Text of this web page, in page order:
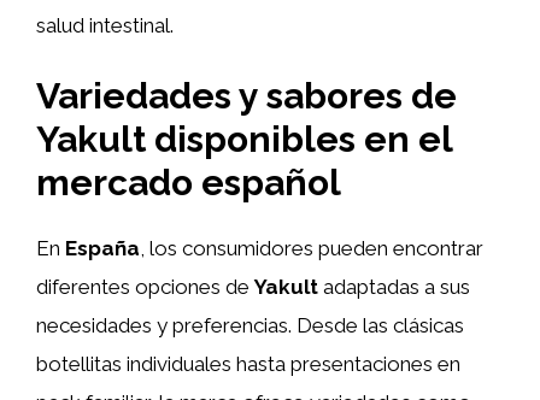
salud intestinal.
Variedades y sabores de
Yakult disponibles en el
mercado español
En España, los consumidores pueden encontrar
diferentes opciones deYakult adaptadas a sus
necesidades y preferencias. Desde las clásicas
botellitas individuales hasta presentaciones en